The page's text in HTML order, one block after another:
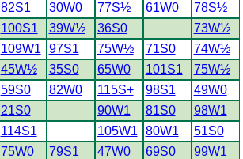
82S1 30W0 77S½ 61W0
78S½
100S1 39W½ 36S0
73W½
109W1 97S1 75W½ 71S0
74W½
45W½ 35S0 65W0 101S1
75W½
59S0 82W0 115S+ 98S1
49W0
21S0 90W1 81S0
98W1
114S1 105W1 80W1
51S0
75W0 79S1 47W0 69S0
99W1